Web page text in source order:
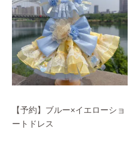
【予約】ブルー×イエローショ
ートドレス